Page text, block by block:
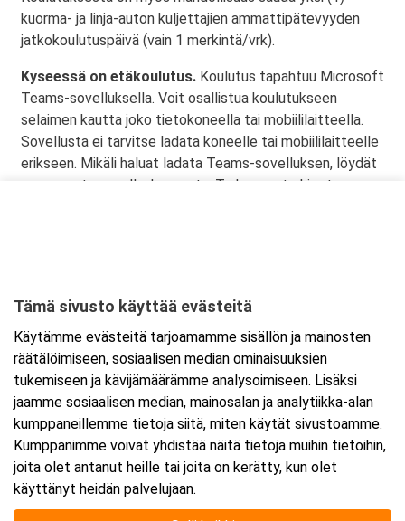
kuorma- ja linja-auton kuljettajien ammattipätevyyden
jatkokoulutuspäivä (vain 1 merkintä/vrk).
Kyseessä on etäkoulutus. Koulutus tapahtuu Microsoft
Teams-sovelluksella. Voit osallistua koulutukseen
selaimen kautta joko tietokoneella tai mobiililaitteella.
Sovellusta ei tarvitse ladata koneelle tai mobiililaitteelle
erikseen. Mikäli haluat ladata Teams-sovelluksen, löydät
sen omasta sovelluskaupasta. Tarkemmat ohjeet
Ajankohta
Alkaa:24.10.2025 08:30
Päättyy:24.10.2025 15:30
Lisää tapahtuma kalenteriisi
Tämä sivusto käyttää evästeitä
Käytämme evästeitä tarjoamamme sisällön ja mainosten
räätälöimiseen, sosiaalisen median ominaisuuksien
tukemiseen ja kävijämäärämme analysoimiseen. Lisäksi
jaamme sosiaalisen median, mainosalan ja analytiikka-alan
kumppaneillemme tietoja siitä, miten käytät sivustoamme.
Kumppanimme voivat yhdistää näitä tietoja muihin tietoihin,
joita olet antanut heille tai joita on kerätty, kun olet
käyttänyt heidän palvelujaan.